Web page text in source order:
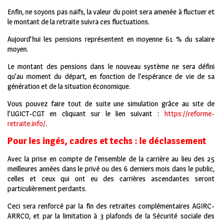
Enfin, ne soyons pas naïfs, la valeur du point sera amenée à fluctuer et
le montant de la retraite suivra ces fluctuations.
Aujourd’hui les pensions représentent en moyenne 61 % du salaire
moyen.
Le montant des pensions dans le nouveau système ne sera défini
qu’au moment du départ, en fonction de l’espérance de vie de sa
génération et de la situation économique.
Vous pouvez faire tout de suite une simulation grâce au site de
l’UGICT-CGT en cliquant sur le lien suivant : https://reforme-
retraite.info/.
Pour les ingés, cadres et techs : le déclassement
Avec la prise en compte de l’ensemble de la carrière au lieu des 25
meilleures années dans le privé ou des 6 derniers mois dans le public,
celles et ceux qui ont eu des carrières ascendantes seront
particulièrement perdants.
Ceci sera renforcé par la fin des retraites complémentaires AGIRC-
ARRCO, et par la limitation à 3 plafonds de la Sécurité sociale des